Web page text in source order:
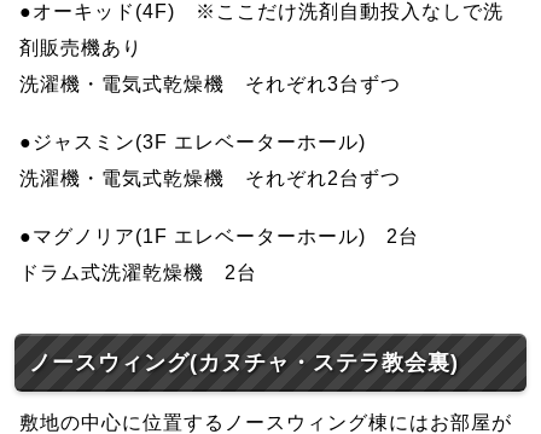
●オーキッド(4F) ※ここだけ洗剤自動投入なしで洗
剤販売機あり
洗濯機・電気式乾燥機 それぞれ3台ずつ
●ジャスミン(3F エレベーターホール)
洗濯機・電気式乾燥機 それぞれ2台ずつ
●マグノリア(1F エレベーターホール) 2台
ドラム式洗濯乾燥機 2台
ノースウィング(カヌチャ・ステラ教会裏)
敷地の中心に位置するノースウィング棟にはお部屋が